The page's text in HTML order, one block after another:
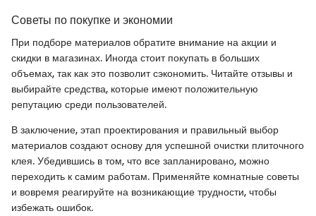
Советы по покупке и экономии
При подборе материалов обратите внимание на акции и
скидки в магазинах. Иногда стоит покупать в больших
объемах, так как это позволит сэкономить. Читайте отзывы и
выбирайте средства, которые имеют положительную
репутацию среди пользователей.
В заключение, этап проектирования и правильный выбор
материалов создают основу для успешной очистки плиточного
клея. Убедившись в том, что все запланировано, можно
переходить к самим работам. Применяйте комнатные советы
и вовремя реагируйте на возникающие трудности, чтобы
избежать ошибок.